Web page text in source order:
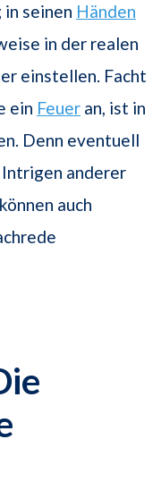
in seinen Händen
in der realen
einstellen. Facht
ein Feuer an, ist in
Denn eventuell
anderer
auch